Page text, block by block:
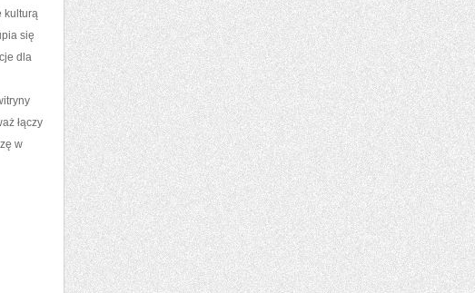
kulturą
się
dla
łączy
w